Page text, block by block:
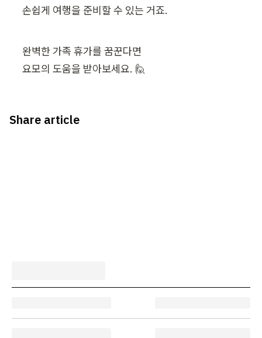
손쉽게 여행을 준비할 수 있는 거죠.
완벽한 가족 휴가를 꿈꾼다면
요모의 도움을 받아보세요. 🙋
Share article